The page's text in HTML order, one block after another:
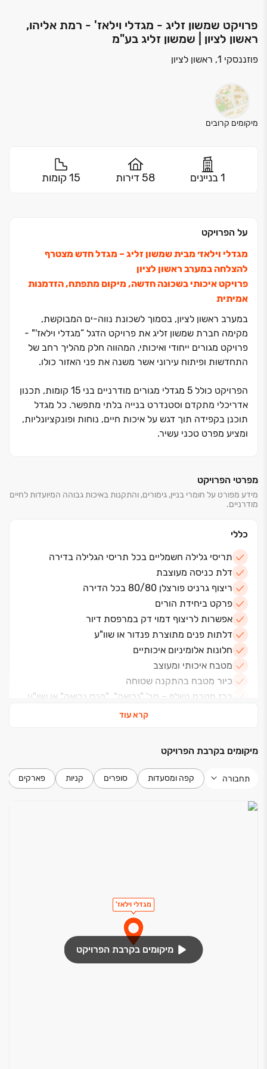
פרויקט שמשון זליג - מגדלי וילאז' - רמת אליהו,
ראשון לציון | שמשון זליג בע"מ
פוזננסקי 1, ראשון לציון
מיקומים קרובים
1 בניינים 58 דירות 15 קומות
על הפרויקט
מגדלי וילאז׳ מבית שמשון זליג ‏– מגדל חדש מצטרף
להצלחה במערב ראשון לציון
פרויקט איכותי בשכונה חדשה, מיקום מתפתח, הזדמנות
אמיתית
במערב ראשון לציון, בסמוך לשכונת נווה-ים המבוקשת,
מקימה חברת שמשון זליג את פרויקט הדגל “מגדלי וילאז'" -
פרויקט מגורים ייחודי ואיכותי, המהווה חלק מהליך רחב של
התחדשות ופיתוח עירוני אשר משנה את פני האזור כולו.
הפרויקט כולל ‏5 מגדלי מגורים מודרניים בני ‏15 קומות, תכנון
אדריכלי מתקדם וסטנדרט בנייה בלתי מתפשר. כל מגדל
תוכנן בקפידה תוך דגש על איכות חיים, נוחות ופונקציונליות,
ומציע מפרט טכני עשיר.
לנווה-ים: אזור גבוה ופתוח, ובמרכזו גן ציבורי רחב ידיים
בשטח של כ־‏2 דונם, לרווחת הדיירים והמשפחות
.
הפרויקט נושק לפרויקט המצליח
- עדות לאיכות, ניסיון ואמינות
לבחירתכם מגוון רחב של דירות ‏4, ‏5 ו‏-6 חדרים,
מיני־פנטהאוזים ופנטהאוזים
חכם המאפשר לכל אחד מבני המשפחה ליהנות מהמרחב
הפרטי שלו.
מיקום מצוין ונגישות גבוהה לצירי תנועה מרכזיים‏
כביש ‏1, כביש ‏20,
סמיכות למרכזי קניות, מוסדות חינוך
ושירותים קהילתיים.
מגדלי וילאז' ‏– סביבת מגורים מתחדשת ואיכותית
מפרטי הפרויקט
מידע מפורט על חומרי בניין, גימורים, והתקנות באיכות גבוהה המיועדות לחיים
מודרניים.
כללי
תריסי גלילה חשמליים בכל תריסי הגלילה בדירה
דלת כניסה מעוצבת
ריצוף גרניט פורצלן 80/80 בכל הדירה
פרקט ביחידת הורים
אפשרות לריצוף דמוי דק במרפסת דיור
דלתות פנים מתוצרת פנדור או שוו"ע
חלונות אלומיניום איכותיים
מטבח איכותי ומעוצב
כיור מטבח בהתקנה שטוחה
ברז מטבח נשלף – חב' "גרואה", "הנס גרואה" או שוו"ע
משטח במטבח – אבן קיסר
אסלה תלויה עם מיכל הדחה סמוי
קרא עוד
מיקומים בקרבת הפרויקט
תחבורה קפה ומסעדות סופרים קניות פארקים
מגדלי וילאז'
מיקומים בקרבת הפרויקט